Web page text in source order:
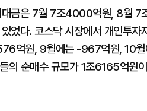
대금은 7월 7조4000억원, 8월
었다. 코스닥 시장에서 개인투
억원, 9월에는 -967억원, 10
의 순매수 규모가 1조6165억원